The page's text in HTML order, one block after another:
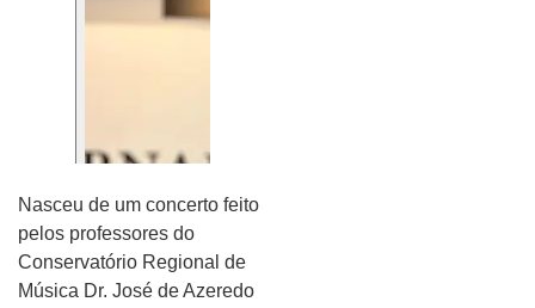
Nasceu de um concerto feito
pelos professores do
Conservatório Regional de
Música Dr. José de Azeredo